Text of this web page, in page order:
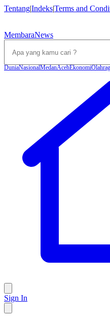
Tentang|Indeks|Terms and
MembaraNews
DuniaNasionalMedanAcehEkonomi
Sign In